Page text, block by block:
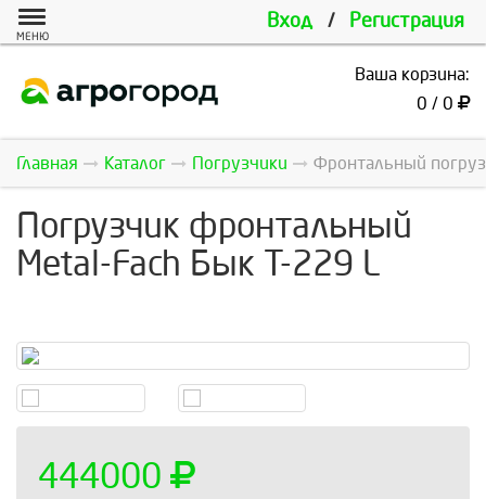
Вход / Регистрация
МЕНЮ
Ваша корзина:
0 / 0
Главная Каталог Погрузчики Фронтальный
Погрузчик фронтальный
Metal-Fach Бык T-229 L
444000